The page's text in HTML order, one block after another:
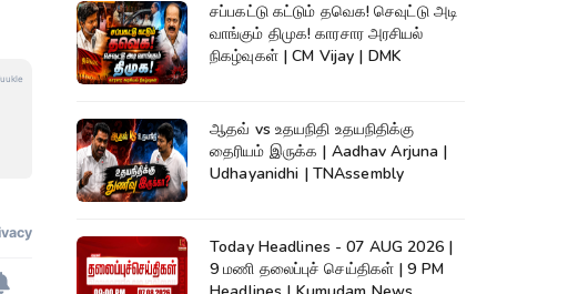
சப்பகட்டு கட்டும் தவெக! செவுட்டு அடி
வாங்கும் திமுக! காரசார அரசியல்
நிகழ்வுகள் | CM Vijay | DMK
ஆதவ் vs உதயநிதி உதயநிதிக்கு
தைரியம் இருக்க | Aadhav Arjuna |
Udhayanidhi | TNAssembly
Today Headlines - 07 AUG 2026 |
9 மணி தலைப்புச் செய்திகள் | 9 PM